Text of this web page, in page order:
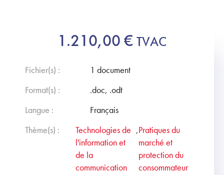
1.210,00€ TVAC
Fichier(s) :
1 document
Format(s) :
.doc, .odt
Langue :
Français
Thème(s) :
Technologies de
l'information et
de la
communication
,Pratiques du
marché et
protection du
consommateur